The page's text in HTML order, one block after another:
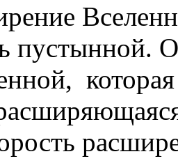
пустынной.